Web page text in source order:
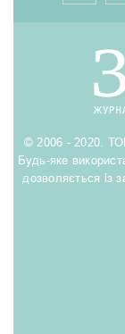
© 2006 - 2020.
Будь-яке
дозволяється із